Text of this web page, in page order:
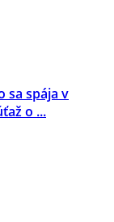
sa spája v
o ...